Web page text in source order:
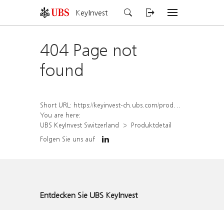
KeyInvest
404 Page not
found
Short URL: https://keyinvest-ch.ubs.com/produkt/detail/index/isin/CH1570354063
You are here:
UBS KeyInvest Switzerland
Produktdetail
Folgen Sie uns auf
Entdecken Sie UBS KeyInvest